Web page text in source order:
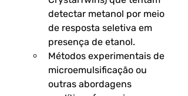
detectar metanol por meio
de resposta seletiva em
presença de etanol.
Métodos experimentais de
microemulsificação ou
outras abordagens